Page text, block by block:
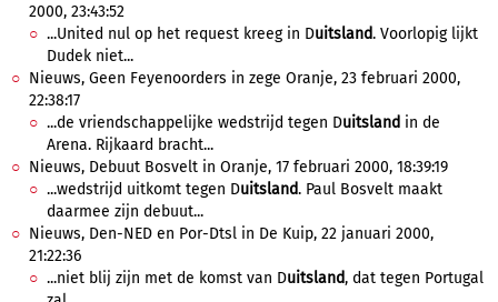
2000, 23:43:52
...United nul op het request kreeg in Duitsland. Voorlopig lijkt
Dudek niet...
Nieuws, Geen Feyenoorders in zege Oranje, 23 februari 2000,
22:38:17
...de vriendschappelijke wedstrijd tegen Duitsland in de
Arena. Rijkaard bracht...
Nieuws, Debuut Bosvelt in Oranje, 17 februari 2000, 18:39:19
...wedstrijd uitkomt tegen Duitsland. Paul Bosvelt maakt
daarmee zijn debuut...
Nieuws, Den-NED en Por-Dtsl in De Kuip, 22 januari 2000,
21:22:36
...niet blij zijn met de komst van Duitsland, dat tegen Portugal